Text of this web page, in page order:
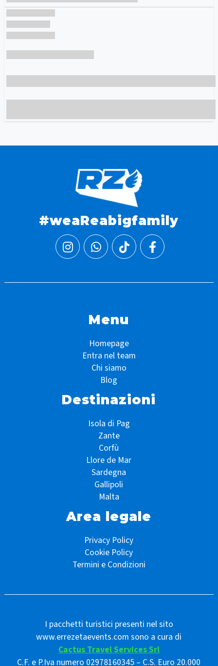
#weaReabigfamily
Menu
Homepage
Entra nel team
Chi siamo
Blog
Destinazioni
Isola di Pag
Zante
Corfù
Llore de Mar
Sardegna
Gallipoli
Malta
Area legale
Privacy Policy
Cookie Policy
Termini e Condizioni
I pacchetti turistici presenti nel sito
www.errezetaevents.com sono a cura di
Cactus Travel Services Srl
C.F. e P.Iva numero 02978160345 – C.S. Euro 20.000